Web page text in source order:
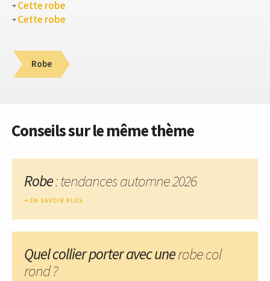
Cette robe
Cette robe
Robe
Conseils sur le même thème
Robe: tendances automne 2026
EN SAVOIR PLUS
Quel collier porter avec unerobe col
rond ?